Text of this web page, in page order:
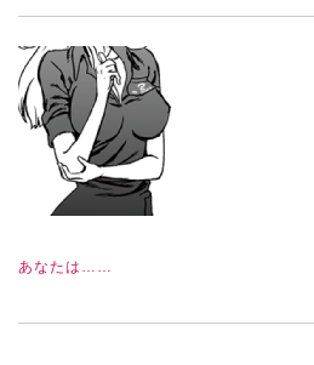
あなたは……